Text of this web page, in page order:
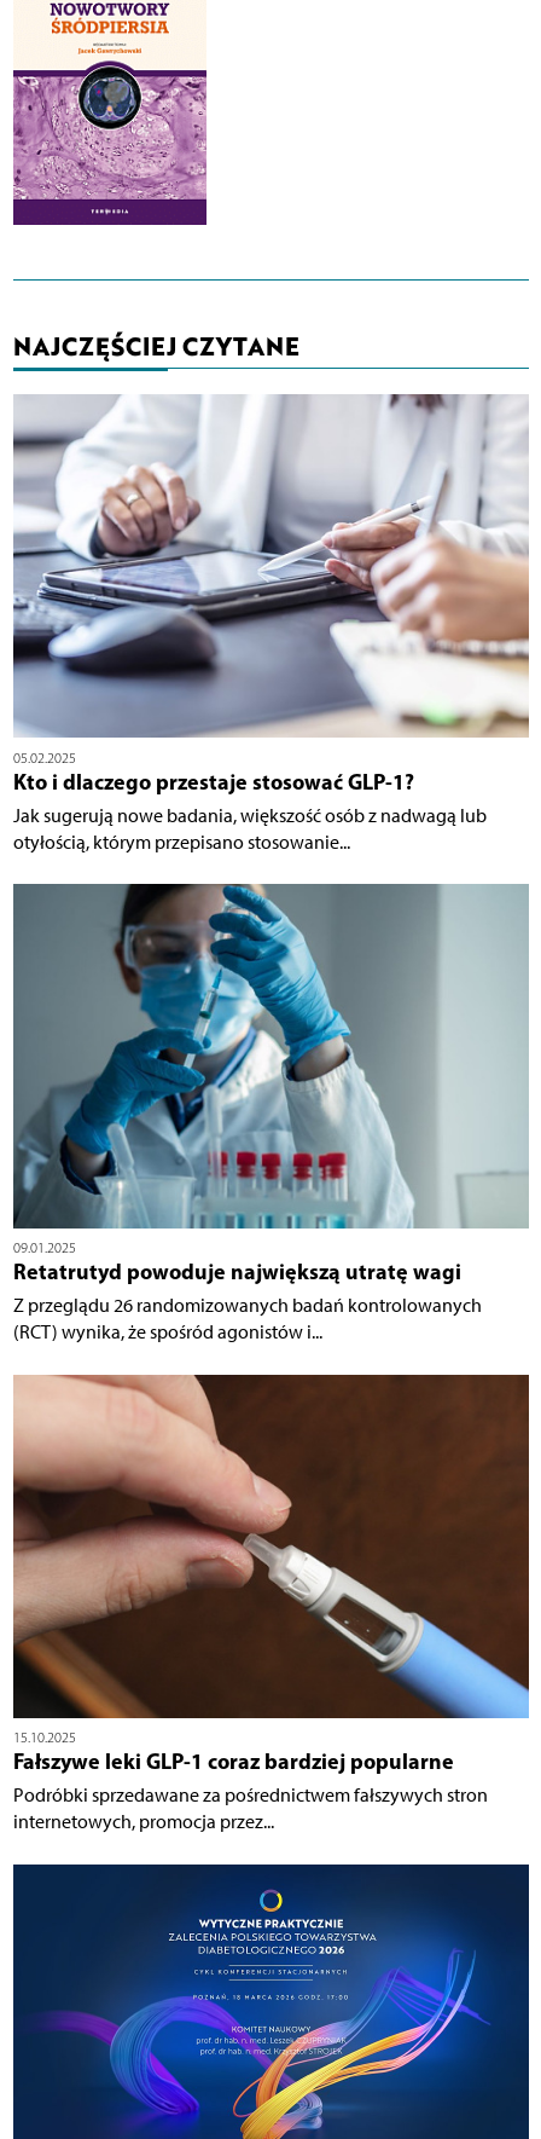
NAJCZĘŚCIEJ CZYTANE
05.02.2025
Kto i dlaczego przestaje stosować GLP-1?
Jak sugerują nowe badania, większość osób z nadwagą lub
otyłością, którym przepisano stosowanie...
09.01.2025
Retatrutyd powoduje największą utratę wagi
Z przeglądu 26 randomizowanych badań kontrolowanych
(RCT) wynika, że spośród agonistów i...
15.10.2025
Fałszywe leki GLP-1 coraz bardziej popularne
Podróbki sprzedawane za pośrednictwem fałszywych stron
internetowych, promocja przez...